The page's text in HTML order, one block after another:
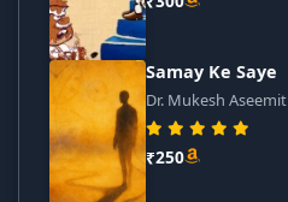
Samay Ke Saye
Dr. Mukesh Aseemit
₹250